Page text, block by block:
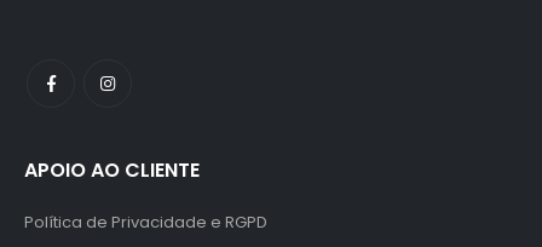
APOIO AO CLIENTE
Política de Privacidade e RGPD